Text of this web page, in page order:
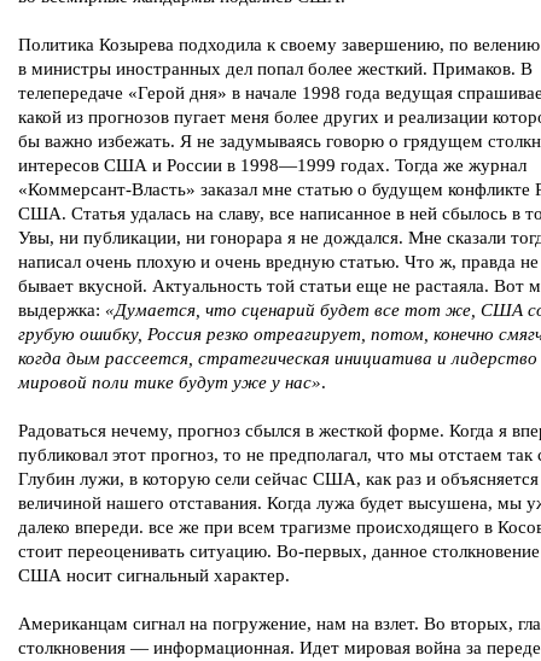
Политика Козырева подходила к своему завершению, по
в министры иностранных дел попал более жесткий. Примаков. В
телепередаче «Герой дня» в начале 1998 года ведущая
какой из прогнозов пугает меня более других и реализации
бы важно избежать. Я не задумываясь говорю о грядущем
интересов США и России в 1998—1999 годах. Тогда же журнал
«Коммерсант-Власть» заказал мне статью о будущем конфликте
США. Статья удалась на славу, все написанное в ней сбылось в
Увы, ни публикации, ни гонорара я не дождался. Мне сказали
написал очень плохую и очень вредную статью. Что ж, правда не
бывает вкусной. Актуальность той статьи еще не растаяла. Вот
выдержка: «Думается, что сценарий будет все тот же, США
грубую ошибку, Россия резко отреагирует, потом, конечно
когда дым рассеется, стратегическая инициатива и лидерство
мировой поли тике будут уже у нас».
Радоваться нечему, прогноз сбылся в жесткой форме. Когда я
публиковал этот прогноз, то не предполагал, что мы отстаем так
Глубин лужи, в которую сели сейчас США, как раз и объясняется
величиной нашего отставания. Когда лужа будет высушена, мы
далеко впереди. все же при всем трагизме происходящего в
стоит переоценивать ситуацию. Во-первых, данное
США носит сигнальный характер.
Американцам сигнал на погружение, нам на взлет. Во вторых,
столкновения — информационная. Идет мировая война за